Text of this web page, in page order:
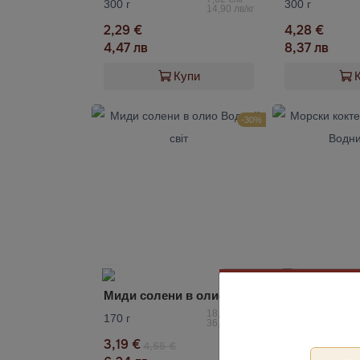
300 г
14,90 лв/кг
2,29 €
4,47 лв
Купи
300 г
4,28 €
8,37 лв
-30%
170 г
18,76 €/кг
36,71 лв/кг
3,19 € 2,68 €3,83 €